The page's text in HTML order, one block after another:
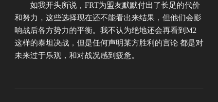
如我开头所说，FRT为盟友默默付出了长足的代价
和努力，这些选择现在还不能看出来结果，但他们会影
响战后各方势力的平衡。我不认为绝地还会再看到M2
这样的泰坦决战，但是任何声明某方胜利的言论 都是对
未来过于乐观，和对战况感到疲惫。